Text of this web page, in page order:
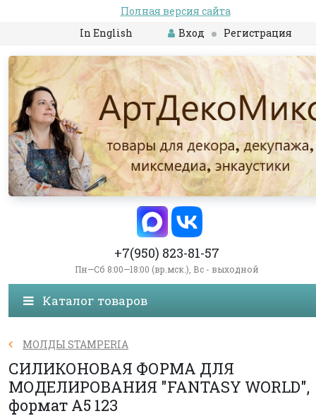
Полная версия сайта
In English
Вход Регистрация
+7(950) 823-81-57
Пн—Сб 8:00—18:00 (вр.мск.), Вс - выходной
Каталог товаров
МОЛДЫ STAMPERIA
СИЛИКОНОВАЯ ФОРМА ДЛЯ
МОДЕЛИРОВАНИЯ "FANTASY WORLD",
формат А5 123